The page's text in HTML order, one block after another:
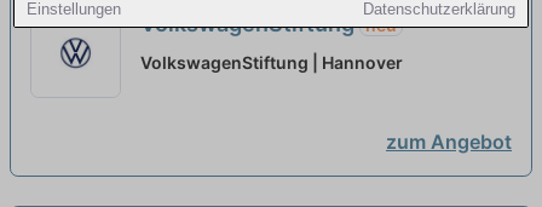
Einstellungen Datenschutzerklärung
VolkswagenStiftung neu
VolkswagenStiftung | Hannover
zum Angebot